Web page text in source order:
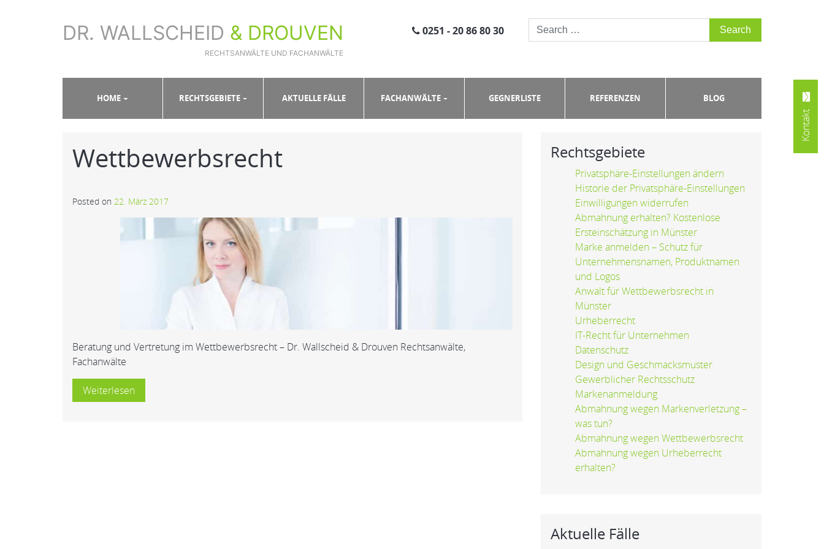
DR. WALLSCHEID & DROUVEN
RECHTSANWÄLTE UND FACHANWÄLTE
0251 - 20 86 80 30
HOME RECHTSGEBIETE AKTUELLE FÄLLE FACHANWÄLTE GEGNERLISTE REFERENZEN BLOG
Wettbewerbsrecht
Posted on 22. März 2017
Beratung und Vertretung im Wettbewerbsrecht – Dr. Wallscheid & Drouven Rechtsanwälte,
Fachanwälte
Weiterlesen
Rechtsgebiete
Privatsphäre-Einstellungen ändern
Historie der Privatsphäre-Einstellungen
Einwilligungen widerrufen
Abmahnung erhalten? Kostenlose
Ersteinschätzung in Münster
Marke anmelden – Schutz für
Unternehmensnamen, Produktnamen
und Logos
Anwalt für Wettbewerbsrecht in
Münster
Urheberrecht
IT-Recht für Unternehmen
Datenschutz
Design und Geschmacksmuster
Gewerblicher Rechtsschutz
Markenanmeldung
Abmahnung wegen Markenverletzung –
was tun?
Abmahnung wegen Wettbewerbsrecht
Abmahnung wegen Urheberrecht
erhalten?
Aktuelle Fälle
Kontakt